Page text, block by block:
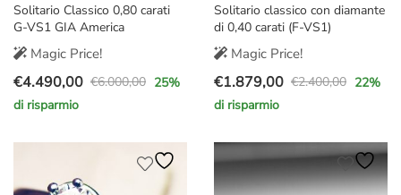
Solitario Classico 0,80 carati
G-VS1 GIA America
Magic Price!
€6.000,00
Il
prezzo
€6.000,00.
€4.490,00
Il
prezzo
€4.490,00.
25%
di risparmio
Solitario classico con diamante
di 0,40 carati (F-VS1)
Magic Price!
€2.400,00
Il
prezzo
era:
€2.400,00.
€1.879,00
Il
prezzo
è:
€1.879,00.
22%
di risparmio